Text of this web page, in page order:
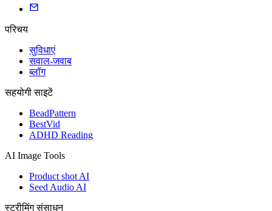
परिचय
सुविधाएं
सवाल-जवाब
ब्लॉग
सहयोगी साइटें
BeadPattern
BestVid
ADHD Reading
AI Image Tools
Product shot AI
Seed Audio AI
स्ट्रीमिंग संसाधन